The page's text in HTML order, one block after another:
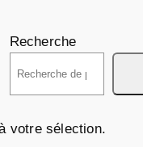
Recherche
votre sélection.